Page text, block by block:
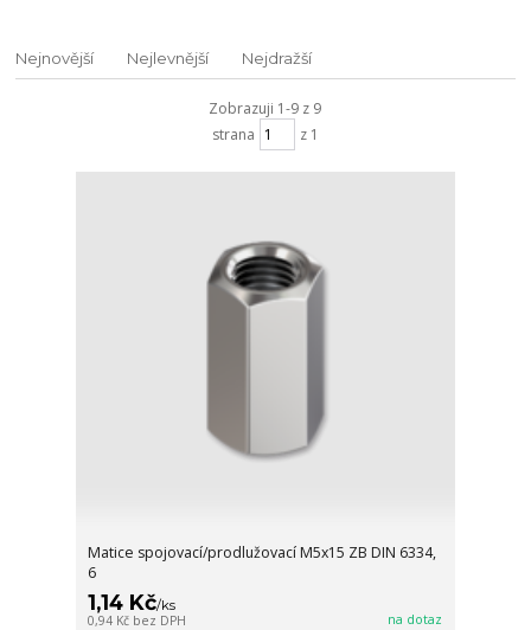
Nejnovější Nejlevnější Nejdražší
Zobrazuji 1-9 z 9
strana
z 1
Matice spojovací/prodlužovací M5x15 ZB DIN 6334,
6
1,14 Kč/ks
0,94 Kč bez DPH na dotaz